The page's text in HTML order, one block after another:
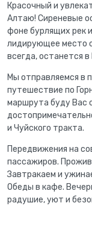
Красочный и
Алтаю! Сиреневые
фоне бурлящих рек
лидирующее место
всегда, останется
Мы отправляемся в
путешествие по
маршрута буду Вас
и Чуйского тракта.
Передвижения на
пассажиров.
Завтракаем и
Обеды в кафе.
радушие, уют и